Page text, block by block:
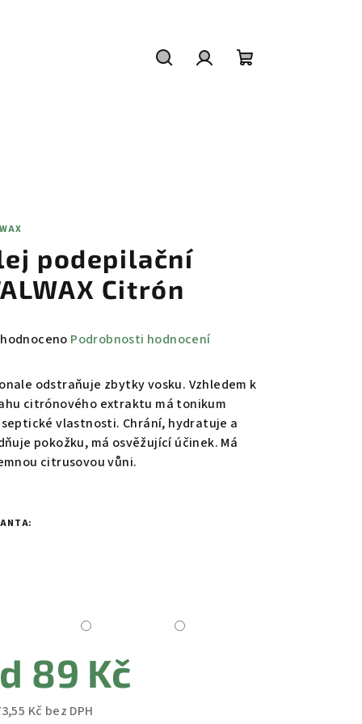
podepilační
Citrón
Podrobnosti hodnocení
odstraňuje zbytky vosku. Vzhledem k
citrónového extraktu má tonikum
vlastnosti. Chrání, hydratuje a
pokožku, má osvěžující účinek. Má
citrusovou vůni.
89 Kč
Kč bez DPH